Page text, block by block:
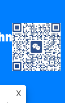
X